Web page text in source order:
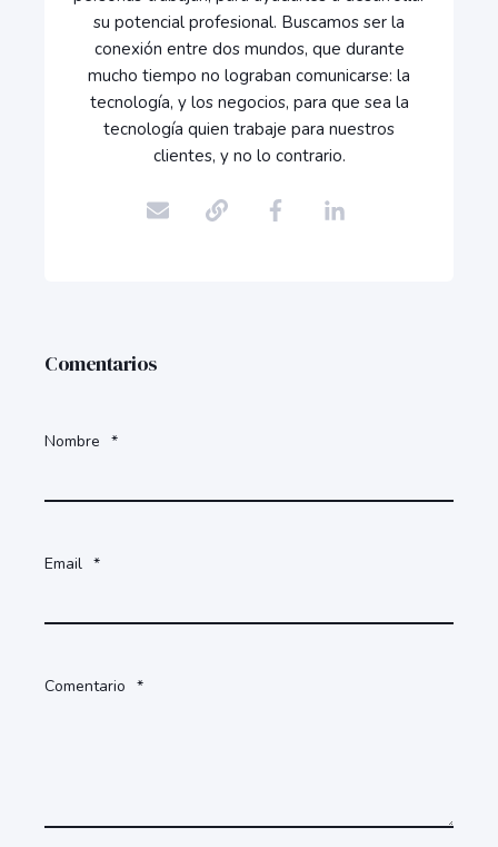
su potencial profesional. Buscamos ser la
conexión entre dos mundos, que durante
mucho tiempo no lograban comunicarse: la
tecnología, y los negocios, para que sea la
tecnología quien trabaje para nuestros
clientes, y no lo contrario.
Comentarios
Nombre *
Email *
Comentario *